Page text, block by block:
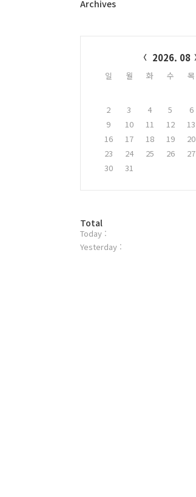
플
Archives
2026. 08
일 월 화 수 목
2
3 4 5 6
9
10 11 12 13
16
17 18 19 20
23
24 25 26 27
30
31
방
문
자
Total
Today :
Yesterday :